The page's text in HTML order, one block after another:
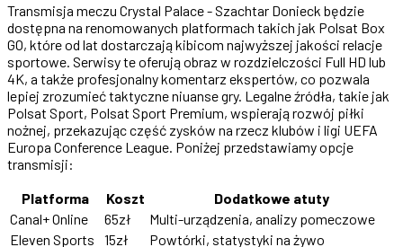
Transmisja meczu Crystal Palace - Szachtar Donieck będzie
dostępna na renomowanych platformach takich jak Polsat Box
GO, które od lat dostarczają kibicom najwyższej jakości relacje
sportowe. Serwisy te oferują obraz w rozdzielczości Full HD lub
4K, a także profesjonalny komentarz ekspertów, co pozwala
lepiej zrozumieć taktyczne niuanse gry. Legalne źródła, takie jak
Polsat Sport, Polsat Sport Premium, wspierają rozwój piłki
nożnej, przekazując część zysków na rzecz klubów i ligi UEFA
Europa Conference League. Poniżej przedstawiamy opcje
transmisji:
Platforma
Koszt
Dodatkowe atuty
Canal+ Online
65zł
Multi-urządzenia, analizy pomeczowe
Eleven Sports
15zł Powtórki, statystyki na żywo